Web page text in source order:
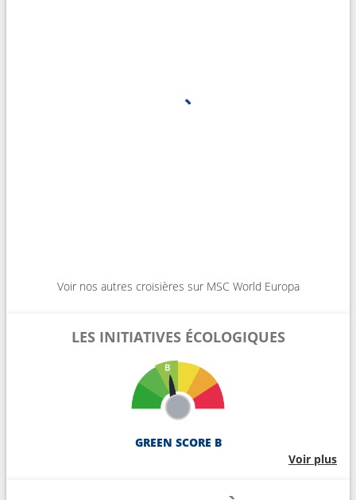
Voir nos autres croisières sur MSC World Europa
LES INITIATIVES ÉCOLOGIQUES
GREEN SCORE B
Voir plus